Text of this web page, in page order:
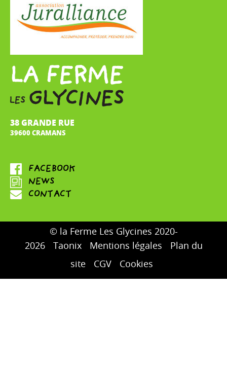
38 GRANDE RUE
39600 CRAMANS
© la Ferme Les Glycines 2020-
2026
Taonix Mentions légales
Plan du
site
CGV Cookies